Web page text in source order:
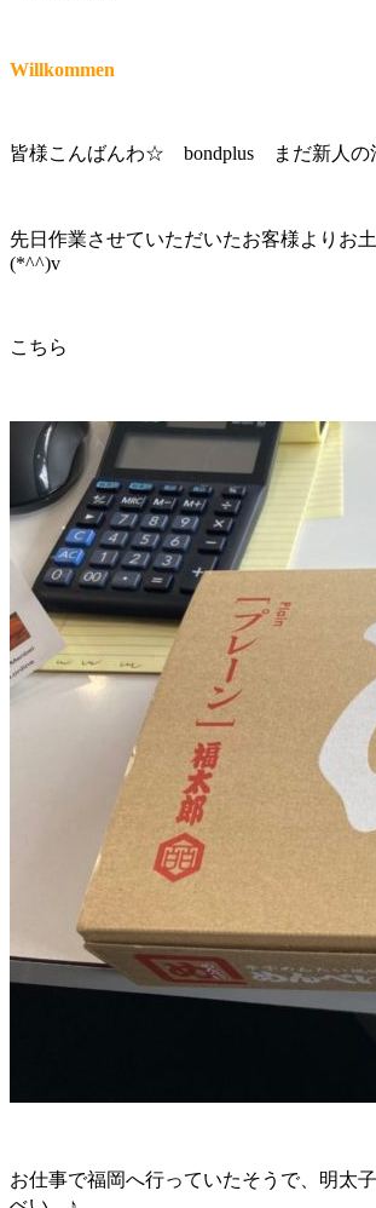
Willkommen
皆様こんばんわ☆ bondplus まだ新人の
先日作業させていただいたお客様よりお
(*^^)v
こちら
お仕事で福岡へ行っていたそうで、明太